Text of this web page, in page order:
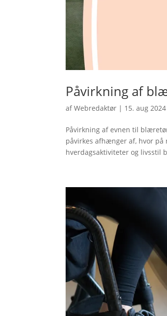
Påvirkning af
afWebredaktør | 15. aug 2024
Påvirkning af evnen til
påvirkes afhænger af, hvor på
hverdagsaktiviteter og livsstil